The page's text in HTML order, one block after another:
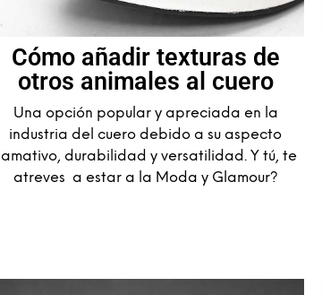
Cómo añadir texturas de
otros animales al cuero
Una opción popular y apreciada en la
industria del cuero debido a su aspecto
llamativo, durabilidad y versatilidad. Y tú, te
atreves a estar a la Moda y Glamour?